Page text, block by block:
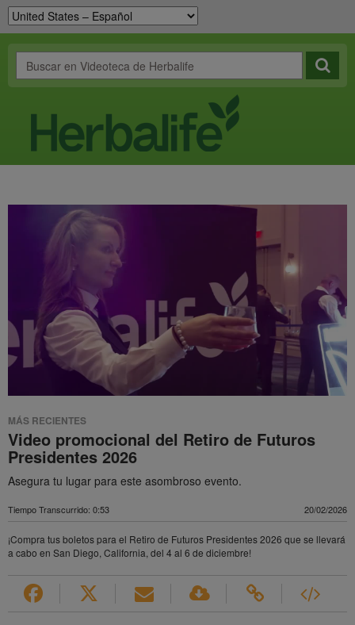
MÁS RECIENTES
Video promocional del Retiro de Futuros
Presidentes 2026
Asegura tu lugar para este asombroso evento.
Tiempo Transcurrido: 0:53 20/02/2026
¡Compra tus boletos para el Retiro de Futuros Presidentes 2026 que se llevará
a cabo en San Diego, California, del 4 al 6 de diciembre!